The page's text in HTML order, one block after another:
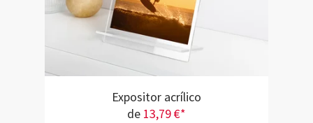
Expositor acrílico
de 13,79 €*